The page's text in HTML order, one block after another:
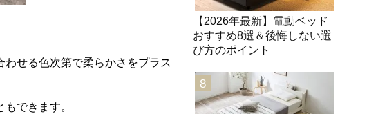
せる色次第で柔らかさをプラス
できます。
【2026年最新】電動ベッド
おすすめ8選＆後悔しない選
び方のポイント
8